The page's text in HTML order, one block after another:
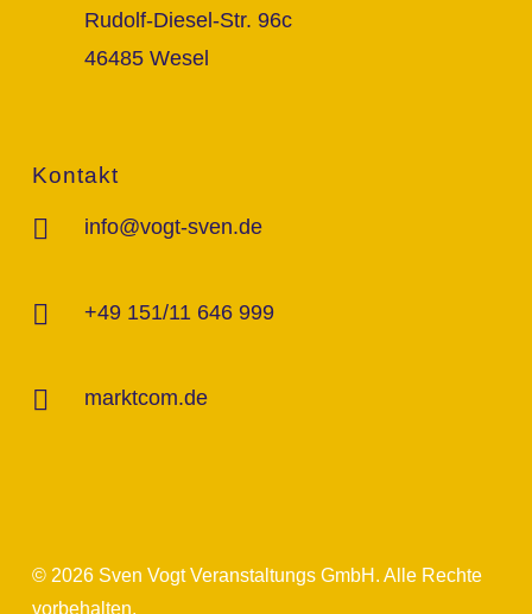
Rudolf-Diesel-Str. 96c
46485 Wesel
Kontakt
info@vogt-sven.de
+49 151/11 646 999
marktcom.de
© 2026 Sven Vogt Veranstaltungs GmbH. Alle Rechte
vorbehalten.